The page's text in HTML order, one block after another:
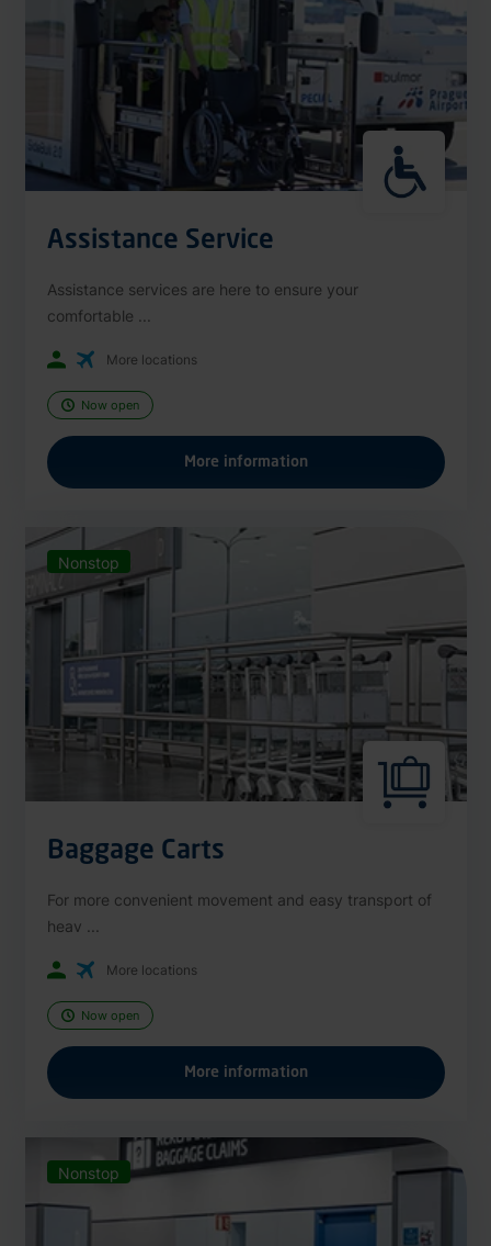
Assistance Service
Assistance services are here to ensure your
comfortable ...
More locations
Now open
More information
Nonstop
Baggage Carts
For more convenient movement and easy transport of
heav ...
More locations
Now open
More information
Nonstop